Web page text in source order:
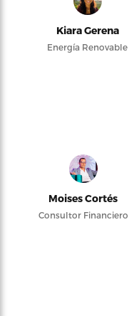
Kiara Gerena
Energía Renovable
Moises Cortés
Consultor Financiero